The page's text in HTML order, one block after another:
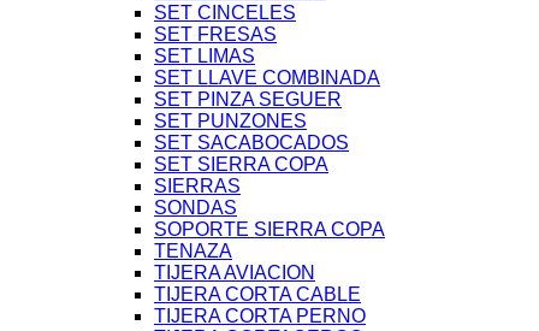
SET CINCELES
SET FRESAS
SET LIMAS
SET LLAVE COMBINADA
SET PINZA SEGUER
SET PUNZONES
SET SACABOCADOS
SET SIERRA COPA
SIERRAS
SONDAS
SOPORTE SIERRA COPA
TENAZA
TIJERA AVIACION
TIJERA CORTA CABLE
TIJERA CORTA PERNO